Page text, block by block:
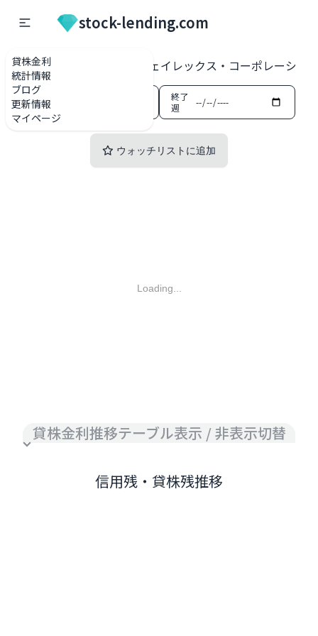
貸株金利
統計情報
ブログ
更新情報
マイページ
stock-lending.com
貸株金利一覧 2995 ジェイレックス・コーポレーショ
開始
週
終了
週
ウォッチリストに追加
Loading...
貸株金利推移テーブル表示 / 非表示切替
信用残・貸株残推移